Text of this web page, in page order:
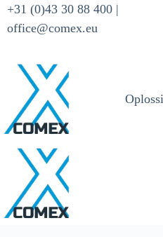
+31 (0)43 30 88 400 |
office@comex.eu